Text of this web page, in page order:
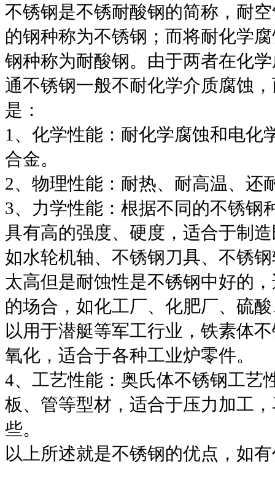
不锈钢是不锈耐酸钢的简称，耐
的钢种称为不锈钢；而将耐化学
钢种称为耐酸钢。由于两者在化
通不锈钢一般不耐化学介质腐蚀
是：
1、化学性能：耐化学腐蚀和电化
合金。
2、物理性能：耐热、耐高温、还
3、力学性能：根据不同的不锈钢
具有高的强度、硬度，适合于制
如水轮机轴、不锈钢刀具、不锈
太高但是耐蚀性是不锈钢中好的
的场合，如化工厂、化肥厂、硫
以用于潜艇等军工行业，铁素体
氧化，适合于各种工业炉零件。
4、工艺性能：奥氏体不锈钢工艺
板、管等型材，适合于压力加工
些。
以上所述就是不锈钢的优点，如